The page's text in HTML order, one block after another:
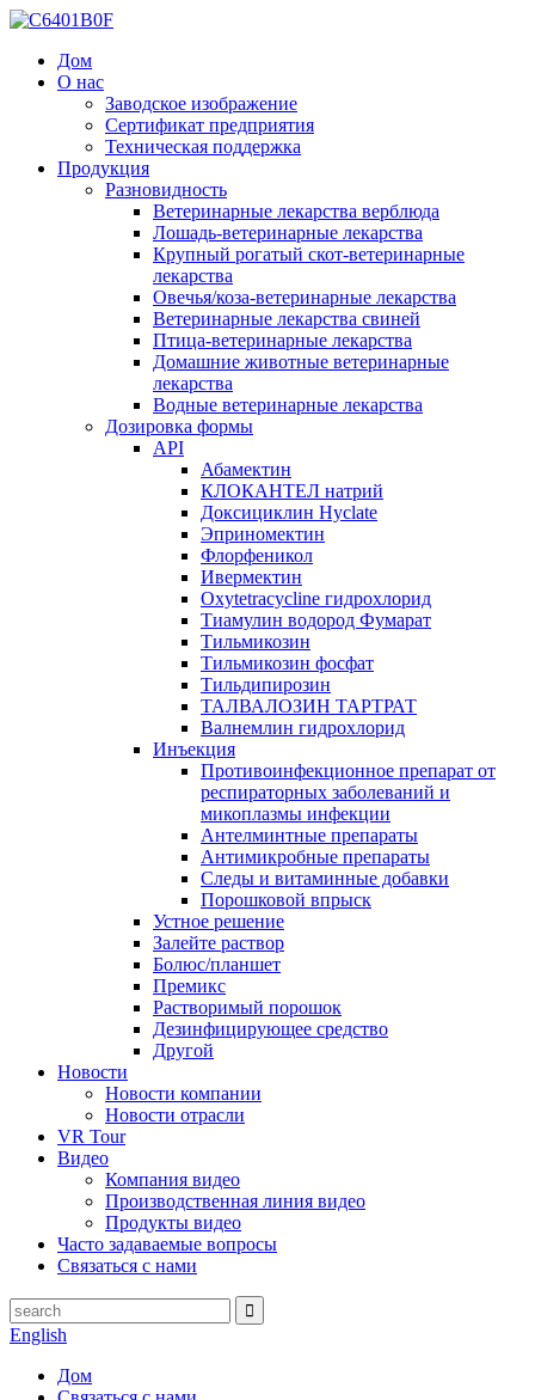
Дом
О нас
Заводское изображение
Сертификат предприятия
Техническая поддержка
Продукция
Разновидность
Ветеринарные лекарства верблюда
Лошадь-ветеринарные лекарства
Крупный рогатый скот-ветеринарные
лекарства
Овечья/коза-ветеринарные лекарства
Ветеринарные лекарства свиней
Птица-ветеринарные лекарства
Домашние животные ветеринарные
лекарства
Водные ветеринарные лекарства
Дозировка формы
API
Абамектин
КЛОКАНТЕЛ натрий
Доксициклин Hyclate
Эприномектин
Флорфеникол
Ивермектин
Oxytetracycline гидрохлорид
Тиамулин водород Фумарат
Тильмикозин
Тильмикозин фосфат
Тильдипирозин
ТАЛВАЛОЗИН ТАРТРАТ
Валнемлин гидрохлорид
Инъекция
Противоинфекционное препарат от
респираторных заболеваний и
микоплазмы инфекции
Антелминтные препараты
Антимикробные препараты
Следы и витаминные добавки
Порошковой впрыск
Устное решение
Залейте раствор
Болюс/планшет
Премикс
Растворимый порошок
Дезинфицирующее средство
Другой
Новости
Новости компании
Новости отрасли
VR Tour
Видео
Компания видео
Производственная линия видео
Продукты видео
Часто задаваемые вопросы
Связаться с нами
English
Дом